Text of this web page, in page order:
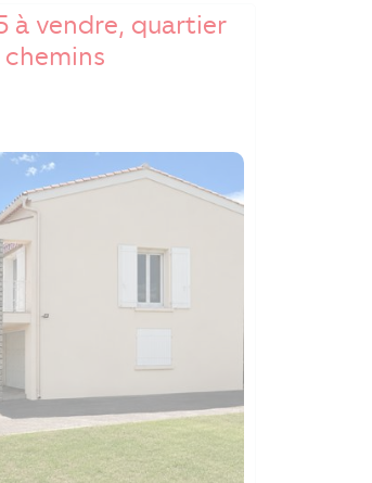
à vendre, quartier
chemins